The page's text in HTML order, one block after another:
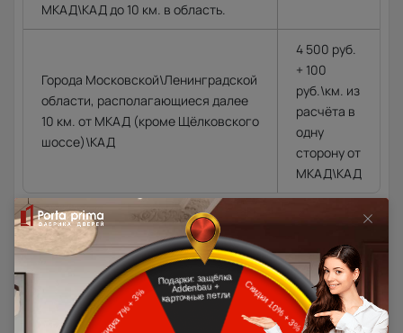
МКАД\КАД до 10 км. в область.
Города Московской\Ленинградской
области, располагающиеся далее
10 км. от МКАД (кроме Щёлковского
шоссе)\КАД
4 500 руб.
+ 100
руб.\км. из
расчёта в
одну
сторону от
МКАД\КАД
Доставка в регионы осуществляется по тарифам нашего
дилера в данном регионе или, при заказе через запрос с
сайта, отдельно рассчитывается менеджером интернет-
Подробная информация о доставке